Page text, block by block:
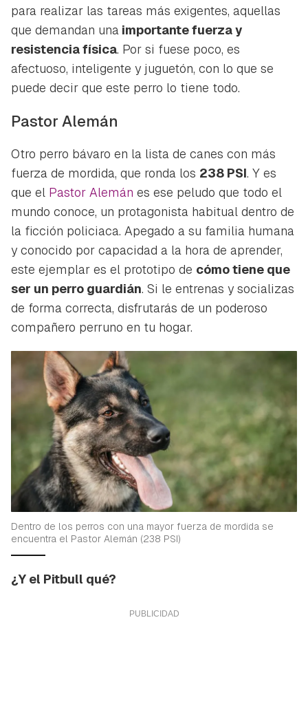
para realizar las tareas más exigentes, aquellas
que demandan una importante fuerza y
resistencia física. Por si fuese poco, es
afectuoso, inteligente y juguetón, con lo que se
puede decir que este perro lo tiene todo.
Pastor Alemán
Otro perro bávaro en la lista de canes con más
fuerza de mordida, que ronda los 238 PSI. Y es
que el Pastor Alemán es ese peludo que todo el
mundo conoce, un protagonista habitual dentro de
la ficción policiaca. Apegado a su familia humana
y conocido por capacidad a la hora de aprender,
este ejemplar es el prototipo de cómo tiene que
ser un perro guardián. Si le entrenas y socializas
de forma correcta, disfrutarás de un poderoso
compañero perruno en tu hogar.
Dentro de los perros con una mayor fuerza de mordida se
encuentra el Pastor Alemán (238 PSI)
¿Y el Pitbull qué?